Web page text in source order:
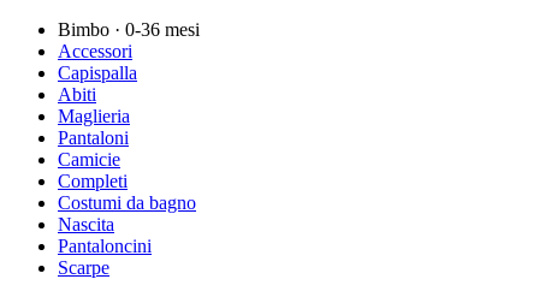
Bimbo · 0-36 mesi
Accessori
Capispalla
Abiti
Maglieria
Pantaloni
Camicie
Completi
Costumi da bagno
Nascita
Pantaloncini
Scarpe